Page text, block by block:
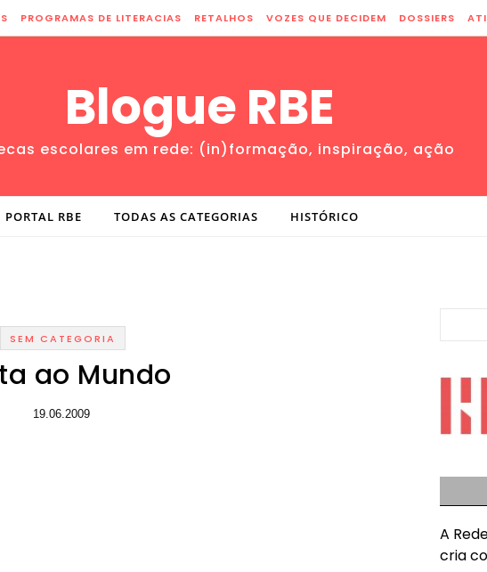
PROGRAMAS DE LITERACIAS RETALHOS VOZES QUE DECIDEM DOSSIERS
Blogue RBE
escolares em rede: (in)formação, inspiração, ação
PORTAL RBE TODAS AS CATEGORIAS HISTÓRICO
SEM CATEGORIA
ao Mundo
19.06.2009
A
cria